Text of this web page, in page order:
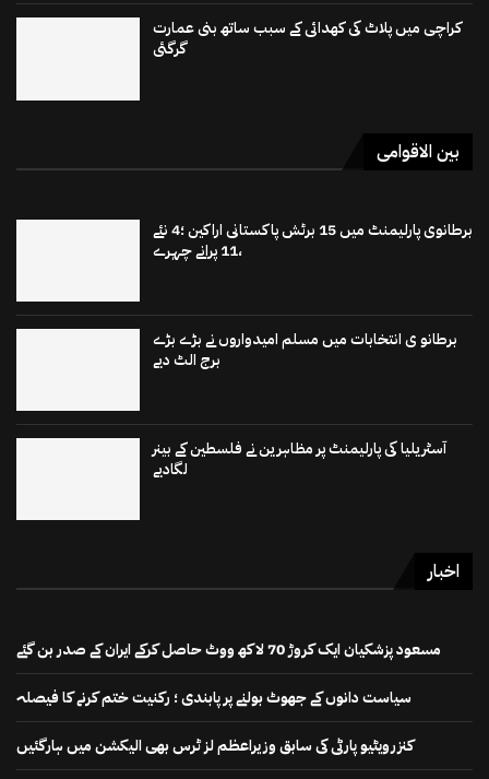
کراچی میں پلاٹ کی کھدائی کے سبب ساتھ بنی عمارت
گرگئی
بین الاقوامی
برطانوی پارلیمنٹ میں 15 برٹش پاکستانی اراکین ؛4 نئے
،11 پرانے چہرے
برطانو ی انتخابات میں مسلم امیدواروں نے بڑے بڑے
برج الٹ دیے
آسٹریلیا کی پارلیمنٹ پر مظاہرین نے فلسطین کے بینر
لگادیے
اخبار
مسعود پزشکیان ایک کروڑ 70 لاکھ ووٹ حاصل کرکے ایران کے صدر بن گئے
سیاست دانوں کے جھوٹ بولنے پر پابندی ؛ رکنیت ختم کرنے کا فیصلہ
کنزرویٹیو پارٹی کی سابق وزیراعظم لز ٹرس بھی الیکشن میں ہارگئیں